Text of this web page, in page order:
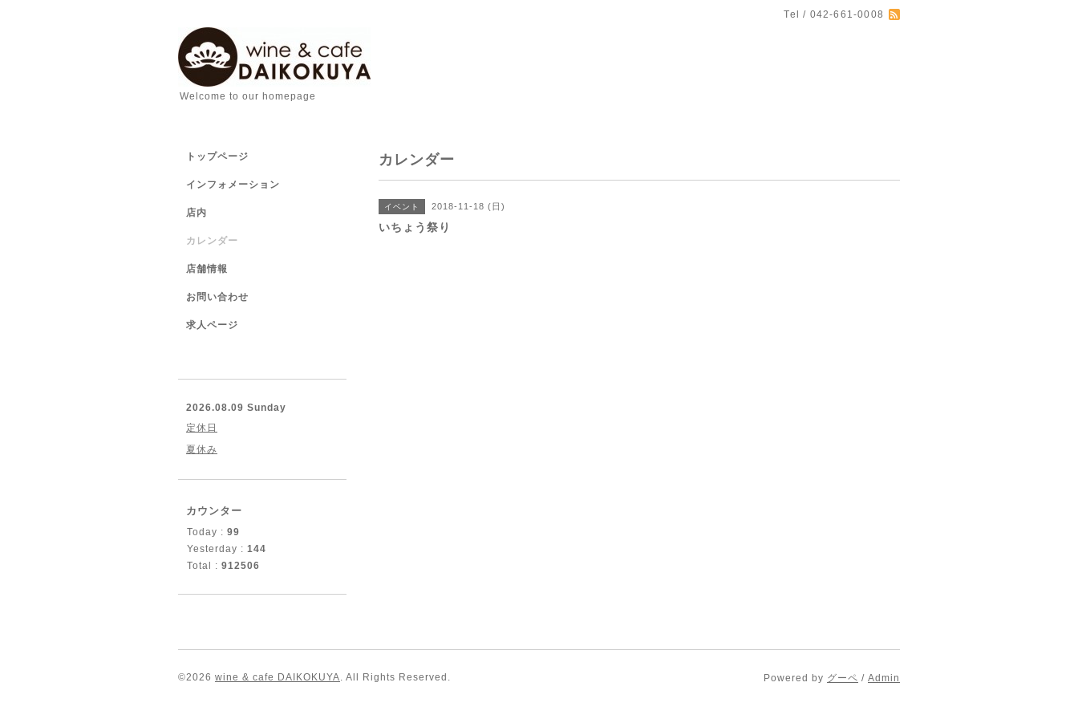
Tel / 042-661-0008
Welcome to our homepage
カレンダー
イベント 2018-11-18 (日)
いちょう祭り
トップページ
インフォメーション
店内
カレンダー
店舗情報
お問い合わせ
求人ページ
2026.08.09 Sunday
定休日
夏休み
カウンター
Today : 99
Yesterday : 144
Total : 912506
©2026 wine & cafe DAIKOKUYA. All Rights Reserved. Powered by グーペ / Admin